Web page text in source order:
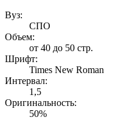
Вуз:
СПО
Объем:
от 40 до 50 стр.
Шрифт:
Times New Roman
Интервал:
1,5
Оригинальность:
50%